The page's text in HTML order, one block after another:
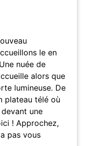
le en
nuée de
alors que
lumineuse. De
plateau télé où
une
! Approchez,
pas vous